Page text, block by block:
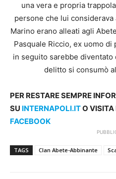
una vera e propria
persone che lui considerava
Marino erano alleati agli
Pasquale Riccio, ex uomo
in seguito sarebbe
delitto si consumò
PER RESTARE SEMPRE
SU INTERNAPOLI.ITO
FACEBOOK
TAGS Clan Abete-Abbinante